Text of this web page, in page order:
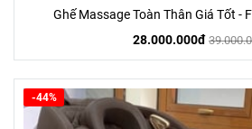
Ghế Massage Toàn Thân Giá Tốt -
28.000.000đ
-44%